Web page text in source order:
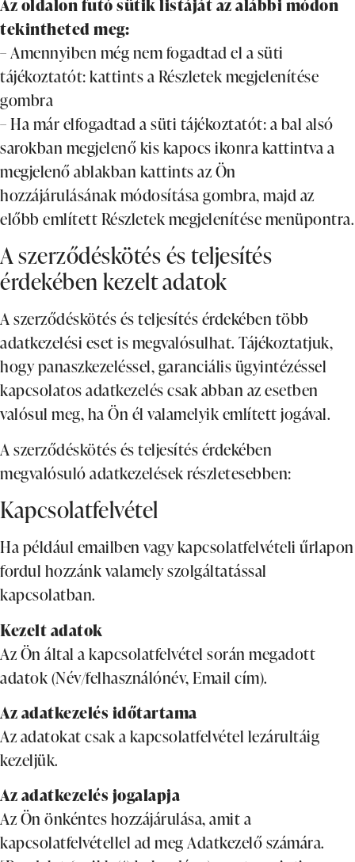
Az oldalon futó sütik listáját az alábbi módon
tekintheted meg:
– Amennyiben még nem fogadtad el a süti
tájékoztatót: kattints a Részletek megjelenítése
gombra
– Ha már elfogadtad a süti tájékoztatót: a bal alsó
sarokban megjelenő kis kapocs ikonra kattintva a
megjelenő ablakban kattints az Ön
hozzájárulásának módosítása gombra, majd az
előbb említett Részletek megjelenítése menüpontra.
A szerződéskötés és teljesítés
érdekében kezelt adatok
A szerződéskötés és teljesítés érdekében több
adatkezelési eset is megvalósulhat. Tájékoztatjuk,
hogy panaszkezeléssel, garanciális ügyintézéssel
kapcsolatos adatkezelés csak abban az esetben
valósul meg, ha Ön él valamelyik említett jogával.
A szerződéskötés és teljesítés érdekében
megvalósuló adatkezelések részletesebben:
Kapcsolatfelvétel
Ha például emailben vagy kapcsolatfelvételi űrlapon
fordul hozzánk valamely szolgáltatással
kapcsolatban.
Kezelt adatok
Az Ön által a kapcsolatfelvétel során megadott
adatok (Név/felhasználónév, Email cím).
Az adatkezelés időtartama
Az adatokat csak a kapcsolatfelvétel lezárultáig
kezeljük.
Az adatkezelés jogalapja
Az Ön önkéntes hozzájárulása, amit a
kapcsolatfelvétellel ad meg Adatkezelő számára.